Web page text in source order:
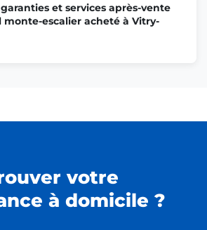
et services après-vente
escalier acheté à Vitry-
votre
à domicile ?